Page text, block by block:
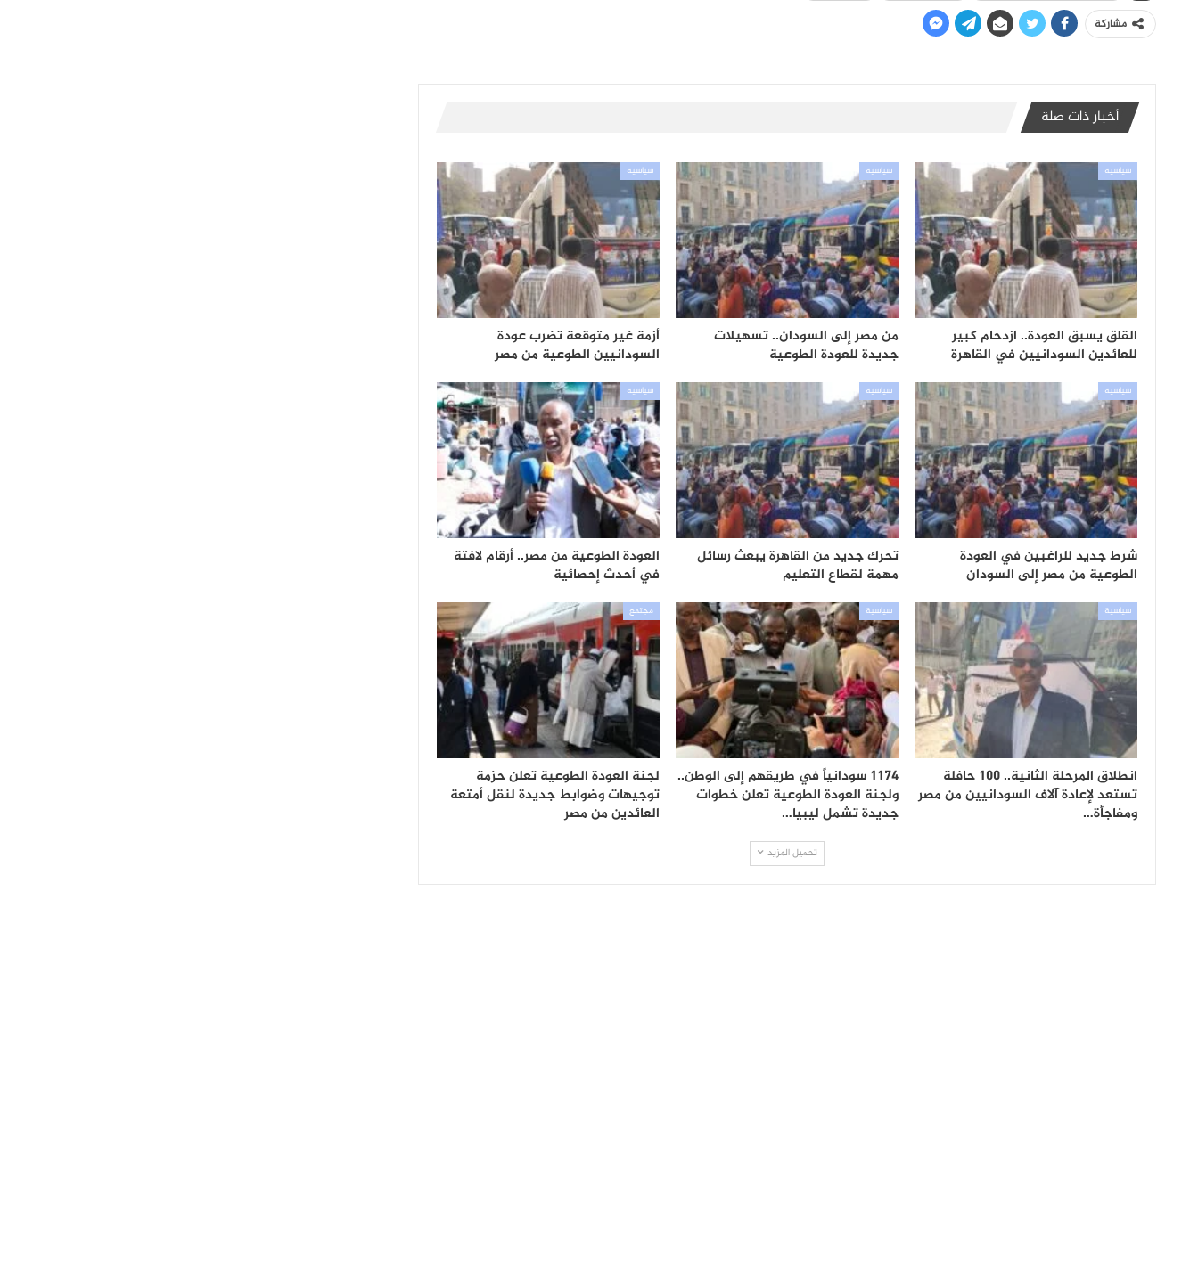
مشاركة
أخبار ذات صلة
سياسية
القلق يسبق العودة.. ازدحام كبير
للعائدين السودانيين في القاهرة
سياسية
من مصر إلى السودان.. تسهيلات
جديدة للعودة الطوعية
سياسية
أزمة غير متوقعة تضرب عودة
السودانيين الطوعية من مصر
سياسية
شرط جديد للراغبين في العودة
الطوعية من مصر إلى السودان
سياسية
تحرك جديد من القاهرة يبعث رسائل
مهمة لقطاع التعليم
سياسية
العودة الطوعية من مصر.. أرقام لافتة
في أحدث إحصائية
سياسية
انطلاق المرحلة الثانية.. 100 حافلة
تستعد لإعادة آلاف السودانيين من مصر
ومفاجأة…
سياسية
1174 سودانياً في طريقهم إلى الوطن..
ولجنة العودة الطوعية تعلن خطوات
جديدة تشمل ليبيا…
مجتمع
لجنة العودة الطوعية تعلن حزمة
توجيهات وضوابط جديدة لنقل أمتعة
العائدين من مصر
تحميل المزيد